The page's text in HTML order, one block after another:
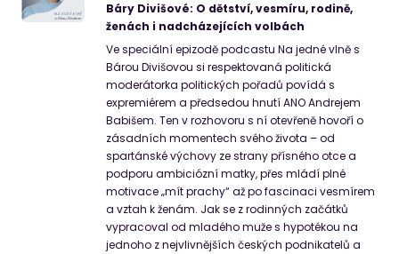
Báry Divišové: O dětství, vesmíru, rodině,
ženách i nadcházejících volbách
Ve speciální epizodě podcastu Na jedné vlně s
Bárou Divišovou si respektovaná politická
moderátorka politických pořadů povídá s
expremiérem a předsedou hnutí ANO Andrejem
Babišem. Ten v rozhovoru s ní otevřeně hovoří o
zásadních momentech svého života – od
spartánské výchovy ze strany přísného otce a
podporu ambiciózní matky, přes mládí plné
motivace „mít prachy“ až po fascinaci vesmírem
a vztah k ženám. Jak se z rodinných začátků
vypracoval od mladého muže s hypotékou na
jednoho z nejvlivnějších českých podnikatelů a